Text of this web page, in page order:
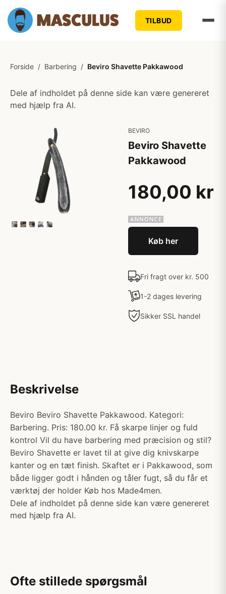
TILBUD
Forside / Barbering / Beviro Shavette Pakkawood
Dele af indholdet på denne side kan være genereret
med hjælp fra AI.
BEVIRO
Beviro Shavette
Pakkawood
180,00 kr
Køb her
Fri fragt over kr. 500
1-2 dages levering
Sikker SSL handel
Beskrivelse
Beviro Beviro Shavette Pakkawood. Kategori:
Barbering. Pris: 180.00 kr. Få skarpe linjer og fuld
kontrol Vil du have barbering med præcision og stil?
Beviro Shavette er lavet til at give dig knivskarpe
kanter og en tæt finish. Skaftet er i Pakkawood, som
både ligger godt i hånden og tåler fugt, så du får et
værktøj der holder Køb hos Made4men.
Dele af indholdet på denne side kan være genereret
med hjælp fra AI.
Ofte stillede spørgsmål